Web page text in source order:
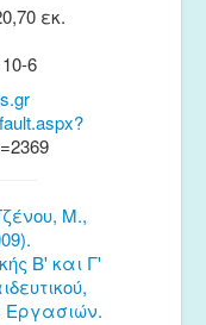
εκ.
6
Μ.,
Β' και Γ'
Εργασιών.